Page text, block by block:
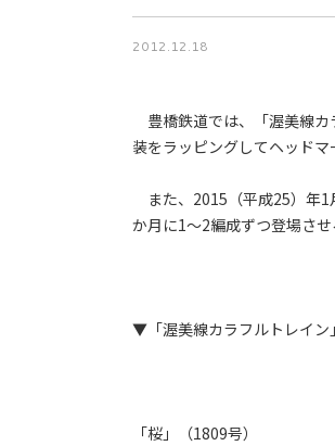
2012.12.18
豊橋鉄道では、「渥美線カ
装をラッピングしてヘッド
また、2015（平成25）年1
か月に1～2編成ずつ登場さ
▼「渥美線カラフルトレイン
「桜」（1809号）